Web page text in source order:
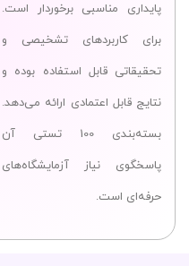
پایداری مناسبی برخوردار است.
برای کاربردهای تشخیصی و
تحقیقاتی قابل استفاده بوده و
نتایج قابل اعتمادی ارائه می‌دهد.
بسته‌بندی 100 تستی آن
پاسخگوی نیاز آزمایشگاه‌های
حرفه‌ای است.